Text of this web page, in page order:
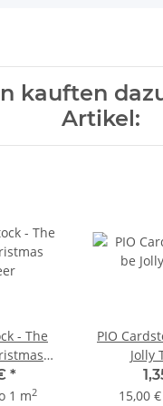
kauften
Artikel:
- The
*
1 m2
PIO
Jolly
15,00